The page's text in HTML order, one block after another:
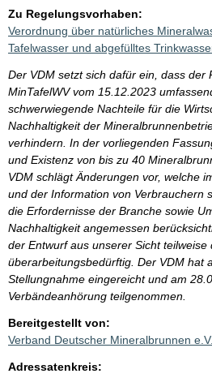
Zu Regelungsvorhaben:
Verordnung über natürliches
Tafelwasser und abgefülltes
Der VDM setzt sich dafür ein, dass der
MinTafelWV vom 15.12.2023
schwerwiegende Nachteile für die
Nachhaltigkeit der
verhindern. In der vorliegenden
und Existenz von bis zu 40
VDM schlägt Änderungen vor, welche
und der Information von Verbrauchern
die Erfordernisse der Branche sowie
Nachhaltigkeit angemessen
der Entwurf aus unserer Sicht teilweise
überarbeitungsbedürftig. Der VDM hat
Stellungnahme eingereicht und am
Verbändeanhörung teilgenommen.
Bereitgestellt von:
Verband Deutscher Mineralbrunnen
Adressatenkreis: